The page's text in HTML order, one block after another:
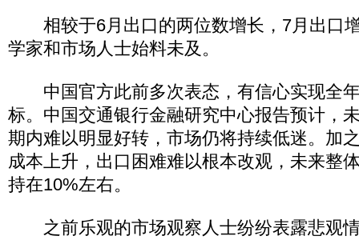
相较于6月出口的两位数增长，7月出口
学家和市场人士始料未及。
中国官方此前多次表态，有信心实现全
标。中国交通银行金融研究中心报告预计，
期内难以明显好转，市场仍将持续低迷。加
成本上升，出口困难难以根本改观，未来整
持在10%左右。
之前乐观的市场观察人士纷纷表露悲观